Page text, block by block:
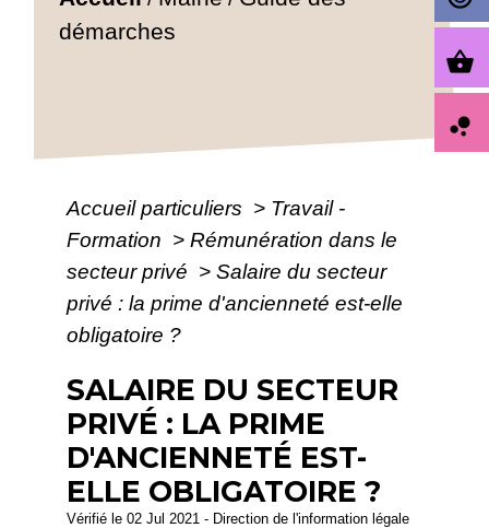
démarches
Accueil particuliers > Travail -
Formation > Rémunération dans le
secteur privé > Salaire du secteur
privé : la prime d'ancienneté est-elle
obligatoire ?
SALAIRE DU SECTEUR
PRIVÉ : LA PRIME
D'ANCIENNETÉ EST-
ELLE OBLIGATOIRE ?
Vérifié le 02 Jul 2021 - Direction de l'information légale
shopping_basket
bubble_chart